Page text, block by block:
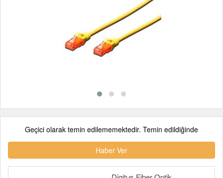
Geçici olarak temin edilememektedir. Temin edildiğinde
Haber Ver